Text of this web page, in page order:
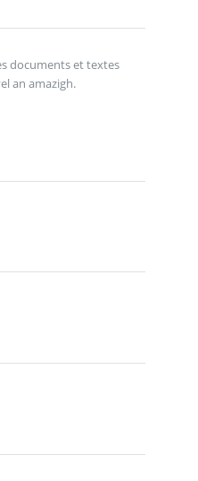
documents et textes
an amazigh.